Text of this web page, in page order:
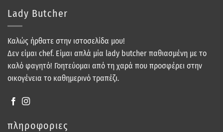
Lady Butcher
Καλώς ήρθατε στην ιστοσελίδα μου!
Δεν είμαι chef. Είμαι απλά μία lady butcher παθιασμένη με το
καλό φαγητό! Γοητεύομαι από τη χαρά που προσφέρει στην
οικογένεια το καθημερινό τραπέζι.
πληροφοριες